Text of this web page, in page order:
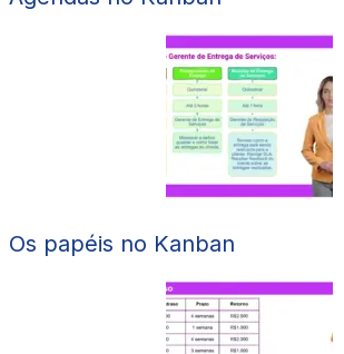
Os papéis no Kanban